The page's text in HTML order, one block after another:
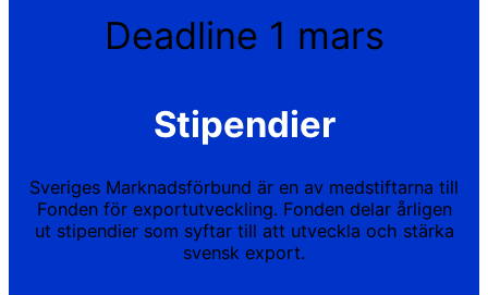
Deadline 1 mars
Stipendier
Sveriges Marknadsförbund är en av medstiftarna till
Fonden för exportutveckling. Fonden delar årligen
ut stipendier som syftar till att utveckla och stärka
svensk export.